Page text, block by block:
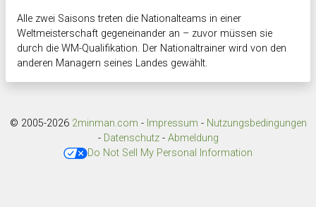
Alle zwei Saisons treten die Nationalteams in einer
Weltmeisterschaft gegeneinander an – zuvor müssen sie
durch die WM-Qualifikation. Der Nationaltrainer wird von den
anderen Managern seines Landes gewählt.
© 2005-2026 2minman.com - Impressum - Nutzungsbedingungen
- Datenschutz- Abmeldung
Do Not Sell My Personal Information